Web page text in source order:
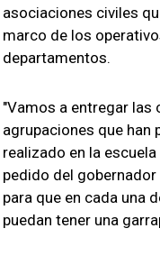
asociaciones civiles
marco de los
departamentos.
"Vamos a entregar las
agrupaciones que han
realizado en la
pedido del
para que en cada una
puedan tener una